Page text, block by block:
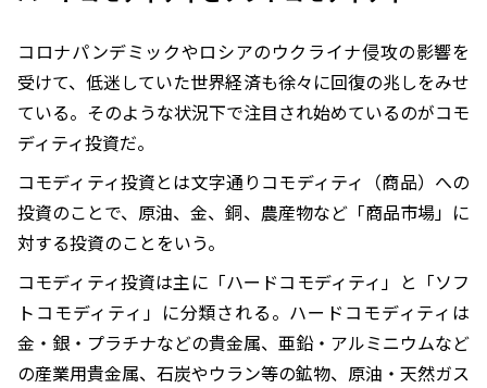
コロナパンデミックやロシアのウクライナ侵攻の影響を
受けて、低迷していた世界経済も徐々に回復の兆しをみせ
ている。そのような状況下で注目され始めているのがコモ
ディティ投資だ。
コモディティ投資とは文字通りコモディティ（商品）への
投資のことで、原油、金、銅、農産物など「商品市場」に
対する投資のことをいう。
コモディティ投資は主に「ハードコモディティ」と「ソフ
トコモディティ」に分類される。ハードコモディティは
金・銀・プラチナなどの貴金属、亜鉛・アルミニウムなど
の産業用貴金属、石炭やウラン等の鉱物、原油・天然ガス